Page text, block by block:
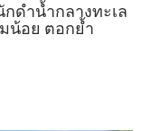
ดำน้ำกลางทะเล
น้อย ตอกย้ำ